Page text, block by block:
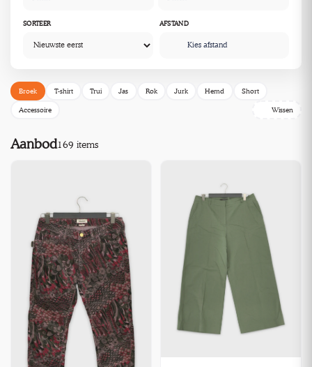
SORTEER AFSTAND
Kies afstand
Broek T-shirt Trui Jas Rok Jurk Hemd Short
Accessoire Wissen
Aanbod169 items